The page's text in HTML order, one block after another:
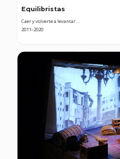
Equilibristas
Caer y volverte a levantar ...
2011–2020